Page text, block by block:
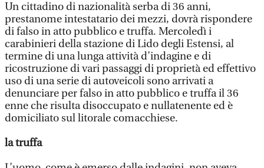
Un cittadino di nazionalità serba di 36 anni,
prestanome intestatario dei mezzi, dovrà rispondere
di falso in atto pubblico e truffa. Mercoledì i
carabinieri della stazione di Lido degli Estensi, al
termine di una lunga attività d’indagine e di
ricostruzione di vari passaggi di proprietà ed effettivo
uso di una serie di autoveicoli sono arrivati a
denunciare per falso in atto pubblico e truffa il 36
enne che risulta disoccupato e nullatenente ed è
domiciliato sul litorale comacchiese.
la truffa